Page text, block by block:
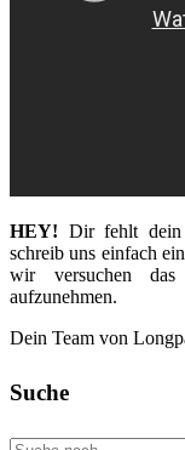
HEY! Dir fehlt dein
schreib uns einfach
wir versuchen
aufzunehmen.
Dein Team von
Suche